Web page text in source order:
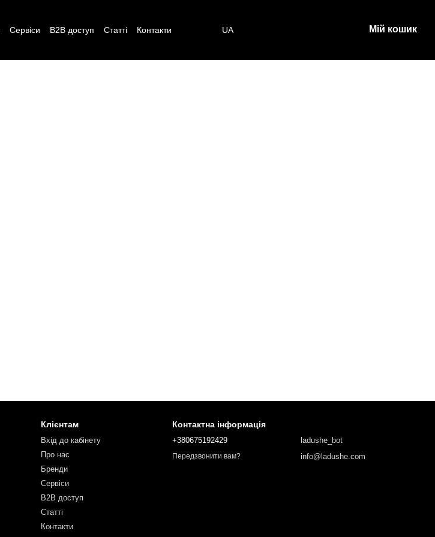
Сервіси B2B доступ Статті Контакти UA Мій кошик
Клієнтам
Вхід до кабінету
Про нас
Бренди
Сервіси
B2B доступ
Статті
Контакти
Контактна інформація
+380675192429
Передзвонити вам?
ladushe_bot
info@ladushe.com